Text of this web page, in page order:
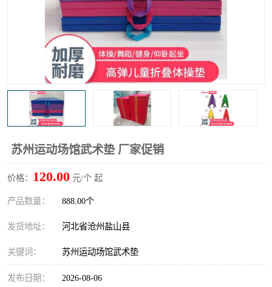
苏州运动场馆武术垫 厂家促销
价格： 120.00 元/个 起
产品数量： 888.00个
发货地址： 河北省沧州盐山县
关键词： 苏州运动场馆武术垫
发布日期： 2026-08-06